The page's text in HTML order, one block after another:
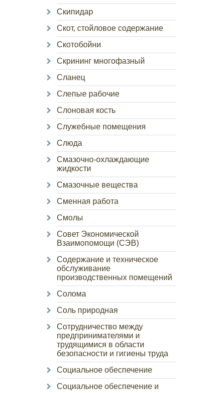
Скипидар
Скот, стойловое содержание
Скотобойни
Скрининг многофазный
Сланец
Слепые рабочие
Слоновая кость
Служебные помещения
Слюда
Смазочно-охлаждающие
жидкости
Смазочные вещества
Сменная работа
Смолы
Совет Экономической
Взаимопомощи (СЭВ)
Содержание и техническое
обслуживание
производственных помещений
Солома
Соль природная
Сотрудничество между
предпринимателями и
трудящимися в области
безопасности и гигиены труда
Социальное обеспечение
Социальное обеспечение и